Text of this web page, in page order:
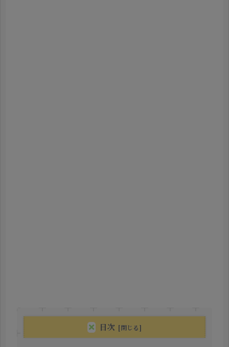
目次